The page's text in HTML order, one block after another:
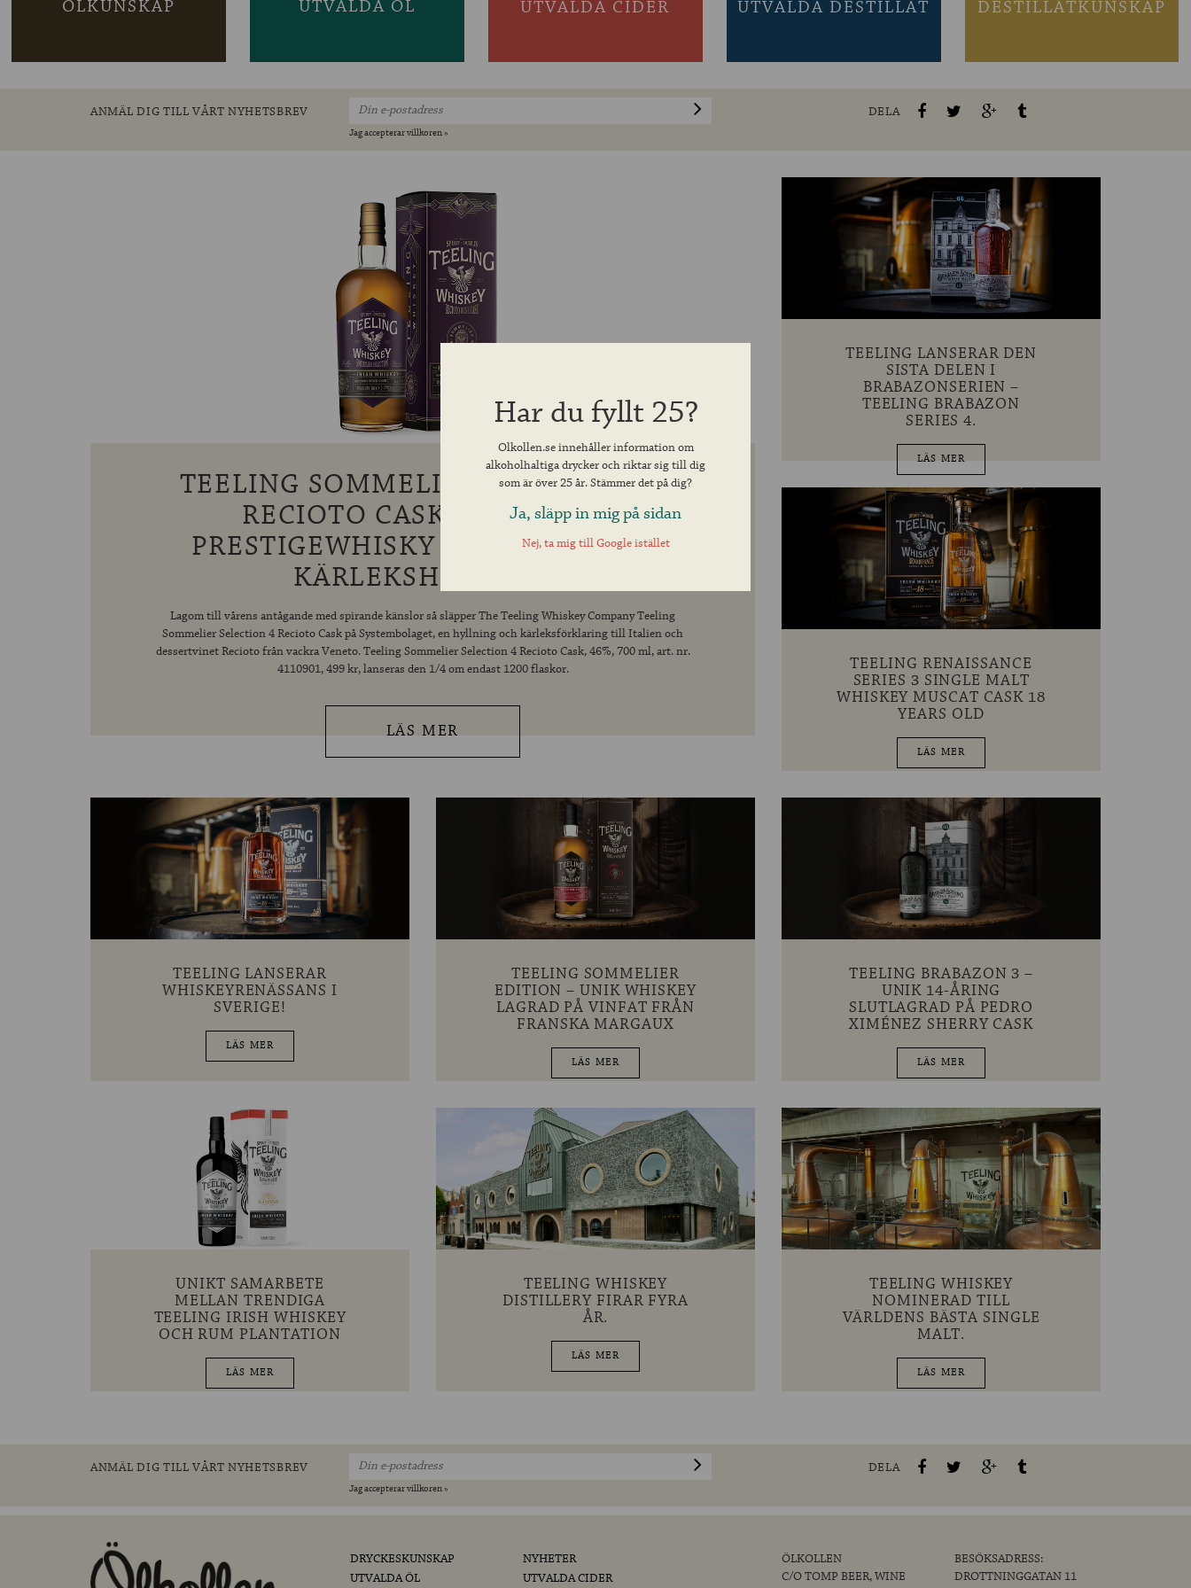
ÖLKUNSKAP UTVALDA ÖL UTVALDA CIDER UTVALDA DESTILLAT DESTILLATKUNSKAP
ANMÄL DIG TILL VÅRT NYHETSBREV
Jag accepterar villkoren »
DELA
TEELING SOMMELIER SELECTION 4
RECIOTO CASK, IRLÄNDSK
PRESTIGEWHISKY I EN ITALIENSK
KÄRLEKSHISTORIA
Lagom till vårens antågande med spirande känslor så släpper The Teeling Whiskey Company Teeling
Sommelier Selection 4 Recioto Cask på Systembolaget, en hyllning och kärleksförklaring till Italien och
dessertvinet Recioto från vackra Veneto. Teeling Sommelier Selection 4 Recioto Cask, 46%, 700 ml, art. nr.
4110901, 499 kr, lanseras den 1/4 om endast 1200 flaskor.
LÄS MER
TEELING LANSERAR DEN
SISTA DELEN I
BRABAZONSERIEN –
TEELING BRABAZON
SERIES 4.
LÄS MER
TEELING RENAISSANCE
SERIES 3 SINGLE MALT
WHISKEY MUSCAT CASK 18
YEARS OLD
LÄS MER
TEELING LANSERAR
WHISKEYRENÄSSANS I
SVERIGE!
LÄS MER
TEELING SOMMELIER
EDITION – UNIK WHISKEY
LAGRAD PÅ VINFAT FRÅN
FRANSKA MARGAUX
LÄS MER
TEELING BRABAZON 3 –
UNIK 14-ÅRING
SLUTLAGRAD PÅ PEDRO
XIMÉNEZ SHERRY CASK
LÄS MER
UNIKT SAMARBETE
MELLAN TRENDIGA
TEELING IRISH WHISKEY
OCH RUM PLANTATION
LÄS MER
TEELING WHISKEY
DISTILLERY FIRAR FYRA
ÅR.
LÄS MER
TEELING WHISKEY
NOMINERAD TILL
VÄRLDENS BÄSTA SINGLE
MALT.
LÄS MER
ANMÄL DIG TILL VÅRT NYHETSBREV
Jag accepterar villkoren »
DELA
DRYCKESKUNSKAP
UTVALDA ÖL
NYHETER
UTVALDA CIDER
ÖLKOLLEN
C/O TOMP BEER, WINE
BESÖKSADRESS:
DROTTNINGGATAN 11
Har du fyllt 25?
Olkollen.se innehåller information om
alkoholhaltiga drycker och riktar sig till dig
som är över 25 år. Stämmer det på dig?
Ja, släpp in mig på sidan
Nej, ta mig till Google istället